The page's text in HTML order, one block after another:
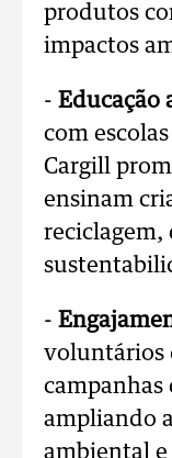
produtos
impactos
- Educação
com
Cargill
ensinam
reciclagem,
-
voluntários
ampliando
ambiental